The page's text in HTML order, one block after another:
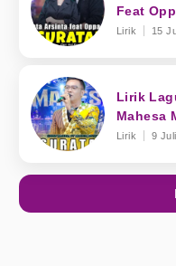
Feat
Lirik 15
Lirik
Mahesa
Lirik 9